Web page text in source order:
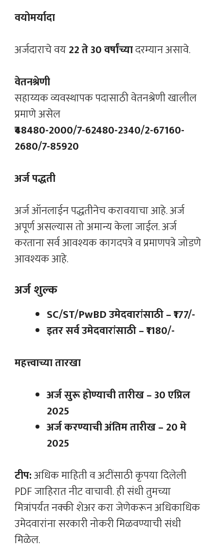
वयोमर्यादा
अर्जदाराचे वय22 ते 30 वर्षांच्यादरम्यान असावे.
वेतनश्रेणी
सहाय्यक व्यवस्थापक पदासाठी वेतनश्रेणी खालील
प्रमाणे असेल
₹48480-2000/7-62480-2340/2-67160-
2680/7-85920
अर्ज पद्धती
अर्ज ऑनलाईन पद्धतीनेच करावयाचा आहे. अर्ज
अपूर्ण असल्यास तो अमान्य केला जाईल. अर्ज
करताना सर्व आवश्यक कागदपत्रे व प्रमाणपत्रे जोडणे
आवश्यक आहे.
अर्ज शुल्क
SC/ST/PwBD उमेदवारांसाठी – ₹177/-
इतर सर्व उमेदवारांसाठी – ₹1180/-
महत्त्वाच्या तारखा
अर्ज सुरू होण्याची तारीख – 30 एप्रिल
2025
अर्ज करण्याची अंतिम तारीख – 20 मे
2025
टीप:अधिक माहिती व अटींसाठी कृपया दिलेली
PDF जाहिरात नीट वाचावी. ही संधी तुमच्या
मित्रांपर्यंत नक्की शेअर करा जेणेकरून अधिकाधिक
उमेदवारांना सरकारी नोकरी मिळवण्याची संधी
मिळेल.